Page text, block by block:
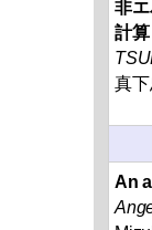
非
計算
真
An